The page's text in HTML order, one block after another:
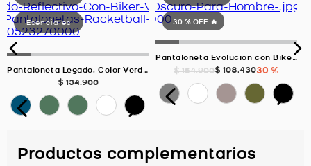
Pantaloneta Legado, Color Verde Oscuro Para Hombre
$ 134.900
30 % OFF 🔥
Pantaloneta Evolución con Biker Interno, Color Azul Oscuro Para Hombre
$ 154.900$ 108.43030 %
Productos complementarios